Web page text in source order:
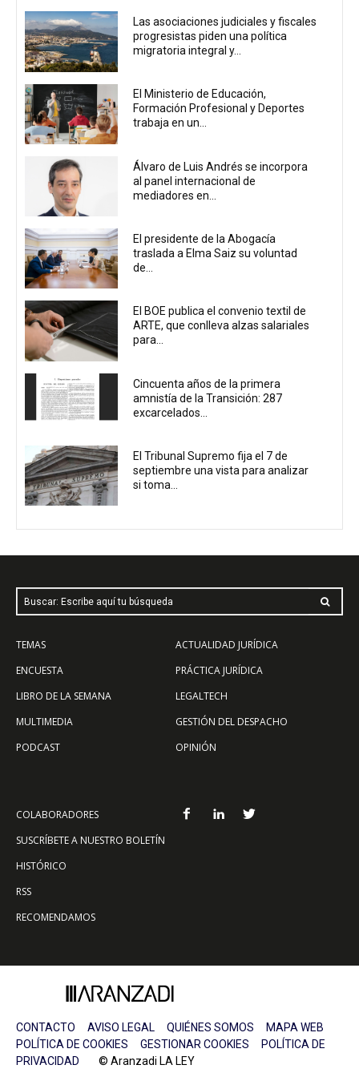
Las asociaciones judiciales y fiscales
progresistas piden una política
migratoria integral y...
El Ministerio de Educación,
Formación Profesional y Deportes
trabaja en un...
Álvaro de Luis Andrés se incorpora
al panel internacional de
mediadores en...
El presidente de la Abogacía
traslada a Elma Saiz su voluntad
de...
El BOE publica el convenio textil de
ARTE, que conlleva alzas salariales
para...
Cincuenta años de la primera
amnistía de la Transición: 287
excarcelados...
El Tribunal Supremo fija el 7 de
septiembre una vista para analizar
si toma...
Buscar: Escribe aquí tu búsqueda
TEMAS
ENCUESTA
LIBRO DE LA SEMANA
MULTIMEDIA
PODCAST
ACTUALIDAD JURÍDICA
PRÁCTICA JURÍDICA
LEGALTECH
GESTIÓN DEL DESPACHO
OPINIÓN
COLABORADORES
SUSCRÍBETE A NUESTRO BOLETÍN
HISTÓRICO
RSS
RECOMENDAMOS
CONTACTO AVISO LEGAL QUIÉNES SOMOS
MAPA WEB
POLÍTICA DE COOKIES
GESTIONAR COOKIES
POLÍTICA DE
PRIVACIDAD © Aranzadi LA LEY